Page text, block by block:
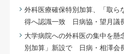
外科医療確保特別加算、「取ら
得へ認識一致 日病協・望月議
大学病院への外科医の集中を懸
別加算」新設で 日病・相澤会